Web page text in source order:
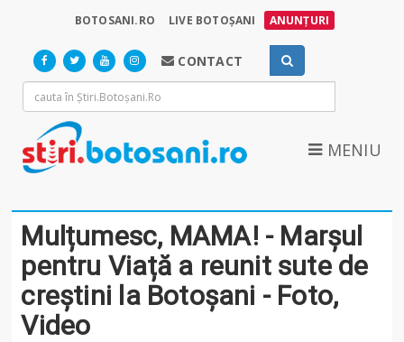
BOTOSANI.RO LIVE BOTOȘANI ANUNȚURI
CONTACT
MENIU
Mulțumesc, MAMA! - Marșul
pentru Viață a reunit sute de
creștini la Botoșani - Foto,
Video